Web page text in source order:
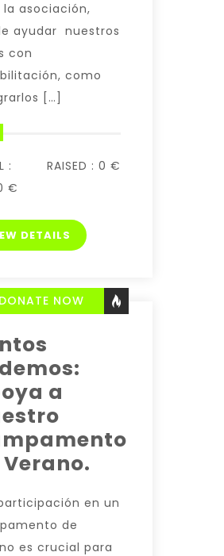
la asociación,
ayudar nuestros
con
como
[…]
:
€
RAISED : 0 €
DETAILS
DONATE NOW
a
en un
de
es crucial para